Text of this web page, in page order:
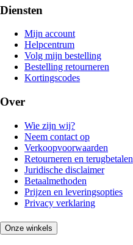
Diensten
Mijn account
Helpcentrum
Volg mijn bestelling
Bestelling retourneren
Kortingscodes
Over
Wie zijn wij?
Neem contact op
Verkoopvoorwaarden
Retourneren en terugbetalen
Juridische disclaimer
Betaalmethoden
Prijzen en leveringsopties
Privacy verklaring
Onze winkels